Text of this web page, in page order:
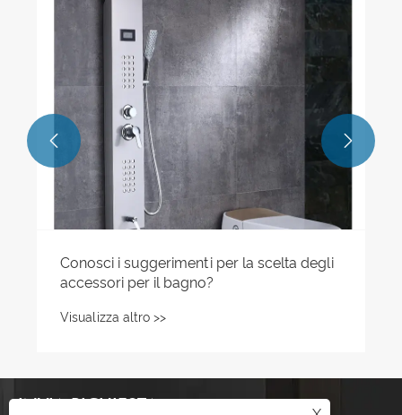
Conosci i suggerimenti per la scelta degli
accessori per il bagno?
Visualizza altro >>
 
INVIA RICHIESTA